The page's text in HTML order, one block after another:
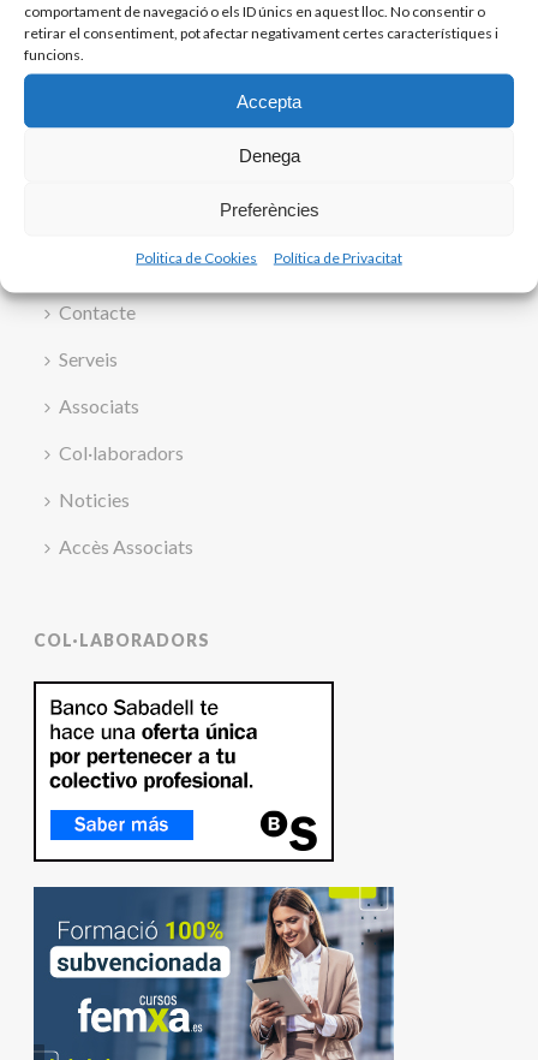
comportament de navegació o els ID únics en aquest lloc. No consentir o
retirar el consentiment, pot afectar negativament certes característiques i
funcions.
Accepta
Denega
Preferències
Politica de Cookies Política de Privacitat
Contacte
Serveis
Associats
Col·laboradors
Noticies
Accès Associats
COL·LABORADORS